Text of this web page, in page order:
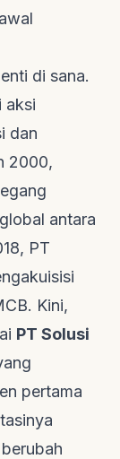
di sana.
aksi
dan
2000,
antara
PT
Kini,
PT Solusi
pertama